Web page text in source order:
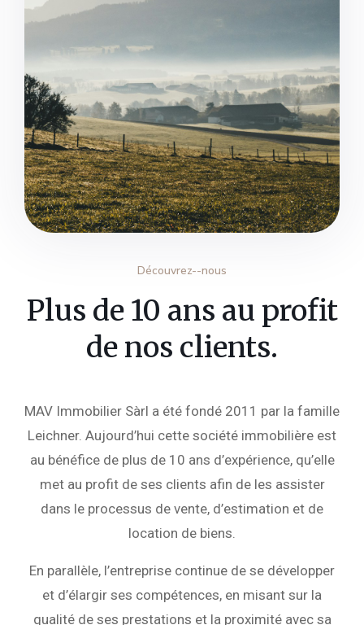
Découvrez--nous
Plus de 10 ans au profit
de nos clients.
MAV Immobilier Sàrl a été fondé 2011 par la famille
Leichner. Aujourd’hui cette société immobilière est
au bénéfice de plus de 10 ans d’expérience, qu’elle
met au profit de ses clients afin de les assister
dans le processus de vente, d’estimation et de
location de biens.
En parallèle, l’entreprise continue de se développer
et d’élargir ses compétences, en misant sur la
qualité de ses prestations et la proximité avec sa